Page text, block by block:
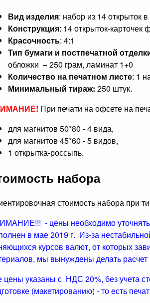
Вид изделия: набор из 14 открыток
Конструкция: 14 открыток-
Красочность: 4:1
Тип бумаги и постпечатной
обложки – 250 грам, ламинат 1+0
Количество на печатном листе: 1
Минимальный тираж: 250 штук.
При печати на офсете на
для магнитов 50*80 - 4 вида,
для магнитов 45*60 - 5 видов,
1 открытка-россыпь.
набора
стоимость набора при
- цены необходимо
в мае 2019 г. Из-за
курсов валют, от которых
мы вынуждены делать расчет
цены указаны с НДС 20%, без учета
(макетированию) - то есть